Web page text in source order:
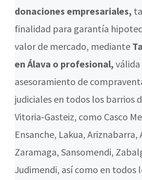
donaciones empresariales,
finalidad para garantía
valor de mercado, mediante
en Álava o profesional,
asesoramiento de
judiciales en todos los barrios
Vitoria-Gasteiz, como Casco
Ensanche, Lakua, Ariznabarra,
Zaramaga, Sansomendi,
Judimendi, así como en todos